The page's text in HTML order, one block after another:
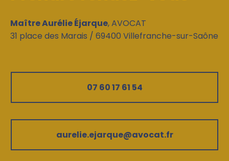
Maître Aurélie Éjarque, AVOCAT
31 place des Marais / 69400 Villefranche-sur-Saône
07 60 17 61 54
aurelie.ejarque@avocat.fr